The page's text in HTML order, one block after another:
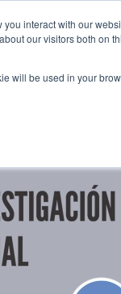
interact with our
our visitors both on
will be used in your